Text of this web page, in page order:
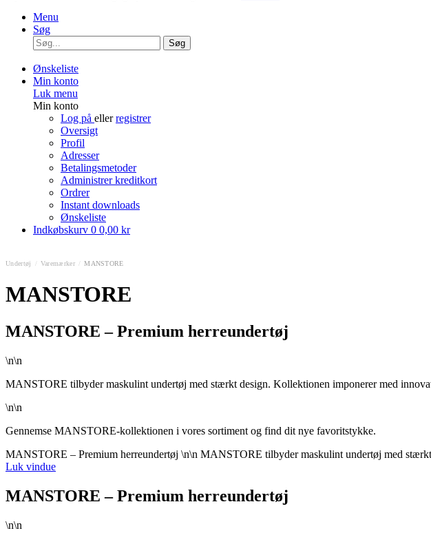
Menu
Søg
Søg
Ønskeliste
Min konto
Luk menu
Min konto
Log på ellerregistrer
Oversigt
Profil
Adresser
Betalingsmetoder
Administrer kreditkort
Ordrer
Instant downloads
Ønskeliste
Indkøbskurv 0 0,00 kr
Undertøj Varemærker MANSTORE
MANSTORE
MANSTORE – Premium herreundertøj
\n\n
MANSTORE tilbyder maskulint undertøj med stærkt design. Kollektionen imponerer med
\n\n
Gennemse MANSTORE-kollektionen i vores sortiment og find dit nye favoritstykke.
MANSTORE – Premium herreundertøj \n\n MANSTORE tilbyder maskulint undertøj med
Luk vindue
MANSTORE – Premium herreundertøj
\n\n